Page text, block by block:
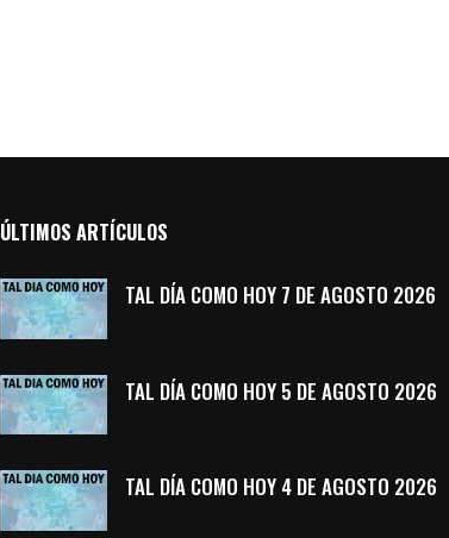
ÚLTIMOS ARTÍCULOS
TAL DÍA COMO HOY 7 DE AGOSTO 2026
TAL DÍA COMO HOY 5 DE AGOSTO 2026
TAL DÍA COMO HOY 4 DE AGOSTO 2026